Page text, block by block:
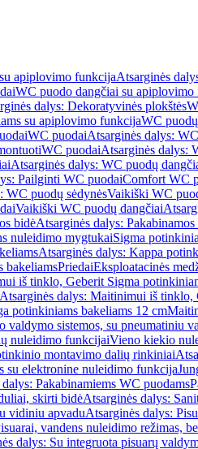
apiplovimo funkcijaAtsarginės
WC puodo dangčiai su apiplovimo
dalys: Dekoratyvinės plokštės
su apiplovimo funkcijaWC
WC puodaiAtsarginės dalys:
WC puodaiAtsarginės dalys:
Atsarginės dalys: WC puodų
Pailginti WC puodaiComfort WC
WC puodų sėdynėsVaikiški WC
Vaikiški WC puodų dangčiai
bidėAtsarginės dalys: Pakabinamos
nuleidimo mygtukaiSigma
Atsarginės dalys: Kappa
bakeliamsPriedaiEksploatacinės
iš tinklo, Geberit Sigma
Atsarginės dalys: Maitinimui iš tinklo,
potinkiniams bakeliams 12 cm
valdymo sistemos, su pneumatiniu
nuleidimo funkcijaiVieno kiekio
montavimo dalių rinkiniai
su elektronine nuleidimo funkcija
Pakabinamiems WC puodams
skirti bidėAtsarginės dalys:
vidiniu apvaduAtsarginės dalys:
vandens nuleidimo režimas,
dalys: Su integruota pisuarų